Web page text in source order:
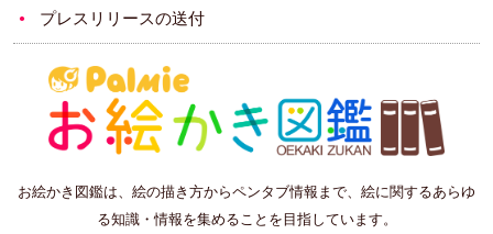
プレスリリースの送付
お絵かき図鑑は、絵の描き方からペンタブ情報まで、絵に関するあらゆ
る知識・情報を集めることを目指しています。